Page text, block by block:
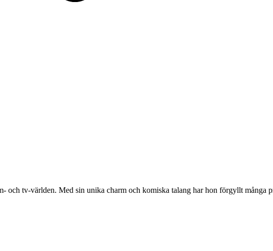
och tv-världen. Med sin unika charm och komiska talang har hon förgyllt många